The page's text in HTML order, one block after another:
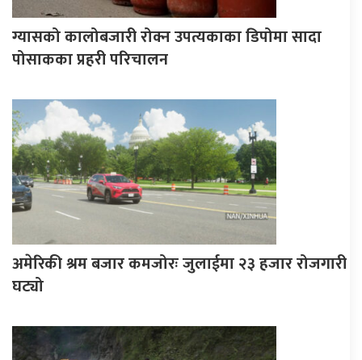
ग्यासको कालोबजारी रोक्न उपत्यकाका डिपोमा सादा
पोसाकका प्रहरी परिचालन
अमेरिकी श्रम बजार कमजोरः जुलाईमा २३ हजार रोजगारी
घट्यो